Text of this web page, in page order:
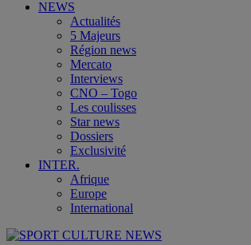
NEWS
Actualités
5 Majeurs
Région news
Mercato
Interviews
CNO – Togo
Les coulisses
Star news
Dossiers
Exclusivité
INTER.
Afrique
Europe
International